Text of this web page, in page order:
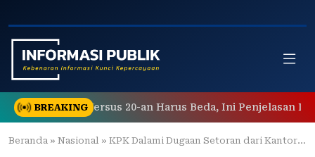
to
content
BREAKING
30-an Versus 20-an Harus Beda, Ini Penjelasan
Beranda » Nasional » KPK Dalami Dugaan Setoran dari Kantor Imigrasi Bali ke Pusat dalam Kasus Izin Tinggal WNA